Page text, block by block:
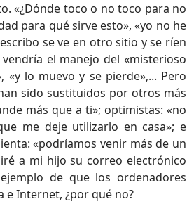
«¿Dónde toco o no toco para no
para qué sirve esto», «yo no he
se ve en otro sitio y se ríen
el manejo del «misterioso
lo muevo y se pierde»,... Pero
sido sustituidos por otros más
más que a ti»; optimistas: «no
me deje utilizarlo en casa»; e
«podríamos venir más de un
a mi hijo su correo electrónico
de que los ordenadores
e Internet, ¿por qué no?